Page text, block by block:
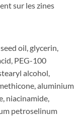
sur les zines
oil, glycerin,
PEG-100
alcohol,
aluminium
niacinamide,
petroselinum